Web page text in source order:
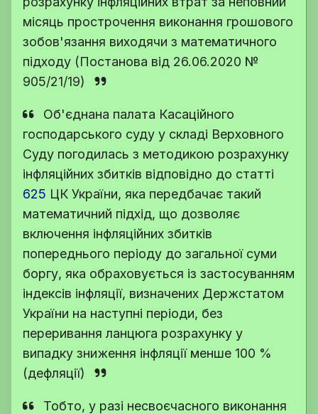
місяць прострочення виконання грошового
зобов'язання виходячи з математичного
підходу (Постанова від 26.06.2020 №
905/21/19)
Об'єднана палата Касаційного
господарського суду у складі Верховного
Суду погодилась з методикою розрахунку
інфляційних збитків відповідно до статті
625 ЦК України, яка передбачає такий
математичний підхід, що дозволяє
включення інфляційних збитків
попереднього періоду до загальної суми
боргу, яка обраховується із застосуванням
індексів інфляції, визначених Держстатом
України на наступні періоди, без
переривання ланцюга розрахунку у
випадку зниження інфляції менше 100 %
(дефляції)
Тобто, у разі несвоєчасного виконання